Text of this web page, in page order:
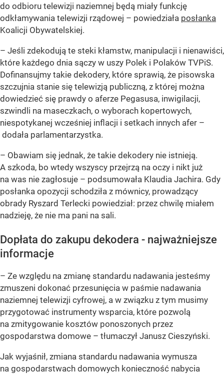
do odbioru telewizji naziemnej będą miały funkcję
odkłamywania telewizji rządowej – powiedziała posłanka
Koalicji Obywatelskiej.
– Jeśli zdekodują te steki kłamstw, manipulacji i nienawiści,
które każdego dnia sączy w uszy Polek i Polaków TVPiS.
Dofinansujmy takie dekodery, które sprawią, że pisowska
szczujnia stanie się telewizją publiczną, z której można
dowiedzieć się prawdy o aferze Pegasusa, inwigilacji,
szwindli na maseczkach, o wyborach kopertowych,
niespotykanej wcześniej inflacji i setkach innych afer –
dodała parlamentarzystka.
– Obawiam się jednak, że takie dekodery nie istnieją.
A szkoda, bo wtedy wszyscy przejrzą na oczy i nikt już
na was nie zagłosuje – podsumowała Klaudia Jachira. Gdy
posłanka opozycji schodziła z mównicy, prowadzący
obrady Ryszard Terlecki powiedział: przez chwilę miałem
nadzieję, że nie ma pani na sali.
Dopłata do zakupu dekodera - najważniejsze
informacje
– Ze względu na zmianę standardu nadawania jesteśmy
zmuszeni dokonać przesunięcia w paśmie nadawania
naziemnej telewizji cyfrowej, a w związku z tym musimy
przygotować instrumenty wsparcia, które pozwolą
na zmitygowanie kosztów ponoszonych przez
gospodarstwa domowe – tłumaczył Janusz Cieszyński.
Jak wyjaśnił, zmiana standardu nadawania wymusza
na gospodarstwach domowych konieczność nabycia